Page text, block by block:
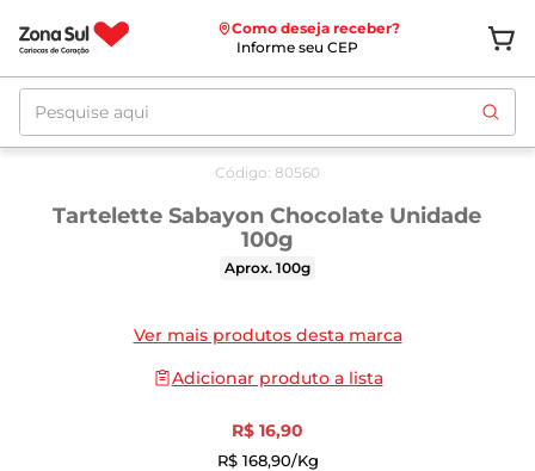
Como deseja receber?
Informe seu CEP
Pesquise aqui
Código: 80560
Tartelette Sabayon Chocolate Unidade
100g
Aprox. 100g
Ver mais produtos desta marca
Adicionar produto a lista
R$ 16,90
R$ 168,90/kg